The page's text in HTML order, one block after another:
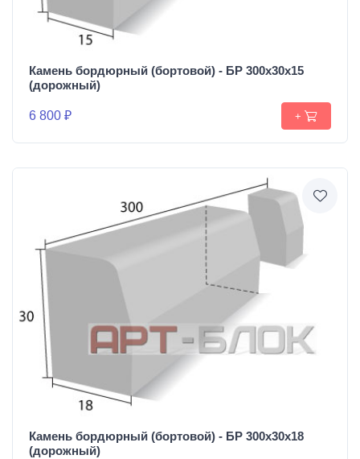
Камень бордюрный (бортовой) - БР 300х30х15
(дорожный)
6 800 ₽ +
Камень бордюрный (бортовой) - БР 300х30х18
(дорожный)